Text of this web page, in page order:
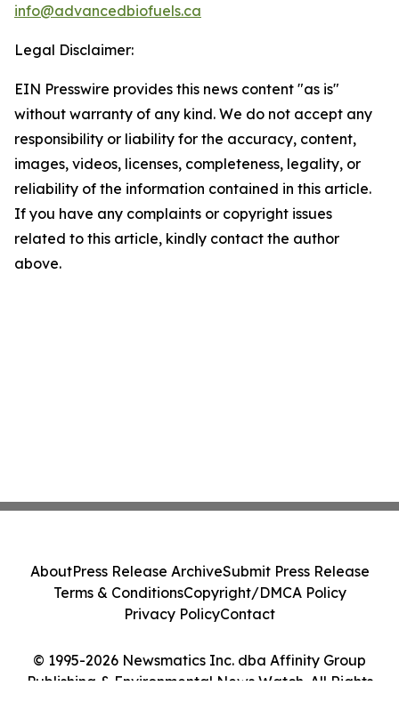
info@advancedbiofuels.ca
Legal Disclaimer:
EIN Presswire provides this news content "as is"
without warranty of any kind. We do not accept any
responsibility or liability for the accuracy, content,
images, videos, licenses, completeness, legality, or
reliability of the information contained in this article.
If you have any complaints or copyright issues
related to this article, kindly contact the author
above.
© 1995-2026 Newsmatics Inc. dba Affinity Group
Publishing & Environmental News Watch. All Rights
AboutPress Release ArchiveSubmit Press Release
Terms & ConditionsCopyright/DMCA Policy
Privacy PolicyContact